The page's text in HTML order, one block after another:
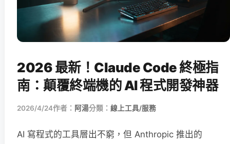
2026 最新！Claude Code 終極指
南：顛覆終端機的 AI 程式開發神器
2026/4/24作者： 阿湯分類： 線上工具/服務
AI 寫程式的工具層出不窮，但 Anthropic 推出的